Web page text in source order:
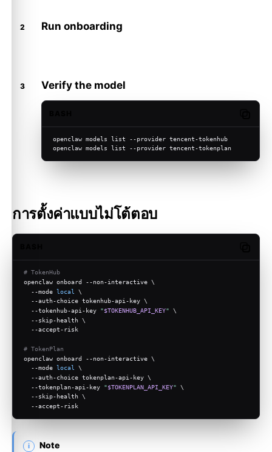
Run onboarding
Verify the model
openclaw models list --provider tencent-tokenhub
openclaw models list --provider tencent-tokenplan
การตั้งค่าแบบไม่โต้ตอบ
# TokenHub
openclaw onboard --non-interactive \
  --mode
local
\
  --auth-choice tokenhub-api-key \
  --tokenhub-api-key
"$TOKENHUB_API_KEY" \
  --skip-health \
  --accept-risk
# TokenPlan
openclaw onboard --non-interactive \
  --mode
local
\
  --auth-choice tokenplan-api-key \
  --tokenplan-api-key
"$TOKENPLAN_API_KEY" \
  --skip-health \
  --accept-risk
Note